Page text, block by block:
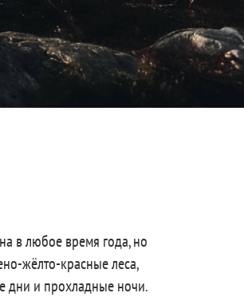
в любое время года, но
жёлто-красные леса,
дни и прохладные ночи.